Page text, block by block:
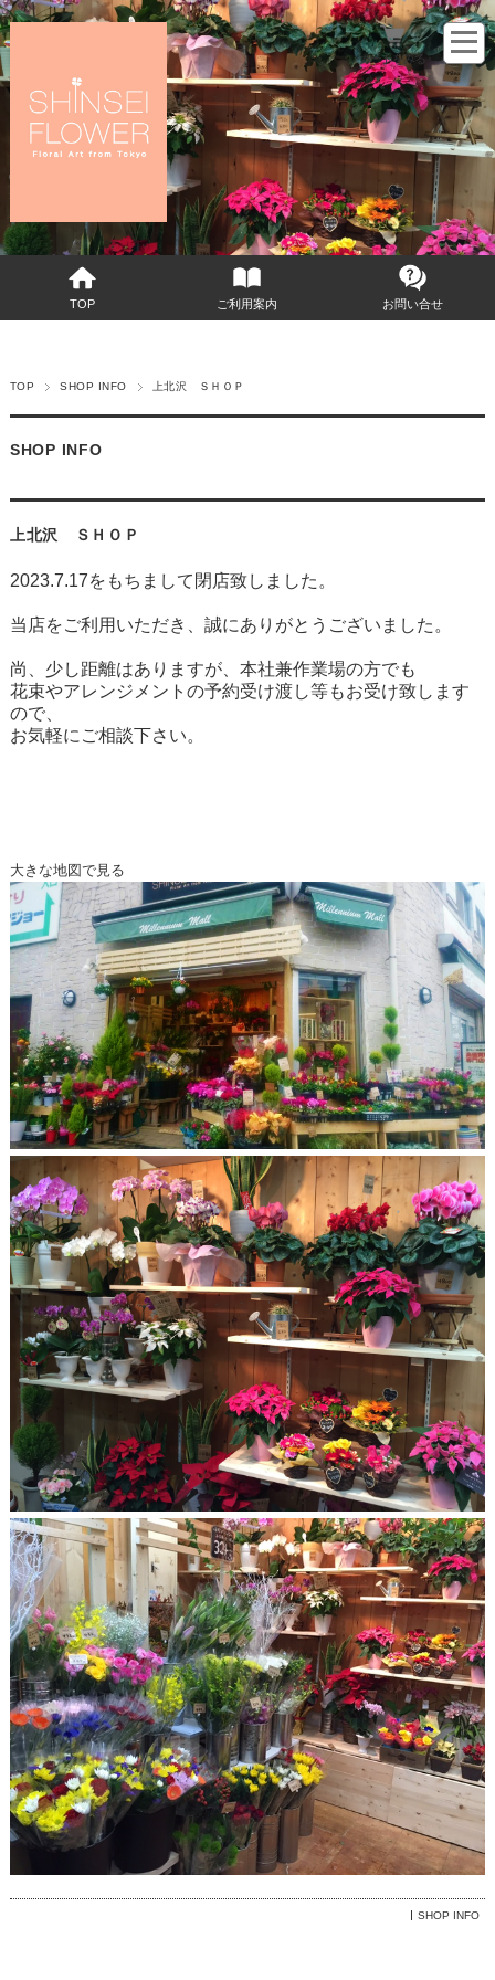
カートをみる
TOP ご利用案内 お問い合せ
TOP SHOP INFO 上北沢 ＳＨＯＰ
SHOP INFO
上北沢 ＳＨＯＰ
2023.7.17をもちまして閉店致しました。
当店をご利用いただき、誠にありがとうございました。
尚、少し距離はありますが、本社兼作業場の方でも
花束やアレンジメントの予約受け渡し等もお受け致します
ので、
お気軽にご相談下さい。
大きな地図で見る
SHOP INFO